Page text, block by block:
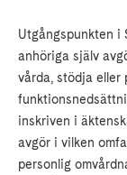
Utgångspunkten i
anhöriga själv
vårda, stödja eller
inskriven i
avgör i vilken
personlig